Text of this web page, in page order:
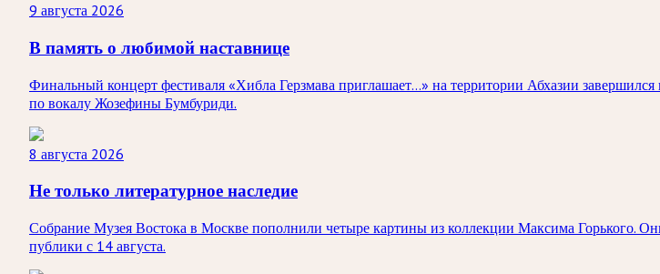
9 августа 2026
В память о любимой наставнице
Финальный концерт фестиваля «Хибла Герзмава приглашает…» на территории Абхазии завершился
по вокалу Жозефины Бумбуриди.
8 августа 2026
Не только литературное наследие
Собрание Музея Востока в Москве пополнили четыре картины из коллекции Максима Горького.
публики с 14 августа.